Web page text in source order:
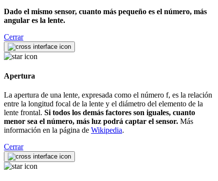
Dado el mismo sensor, cuanto más pequeño es el número, más
angular es la lente.
Cerrar
Apertura
La apertura de una lente, expresada como el número f, es la relación
entre la longitud focal de la lente y el diámetro del elemento de la
lente frontal. Si todos los demás factores son iguales, cuanto
menor sea el número, más luz podrá captar el sensor. Más
información en la página de Wikipedia.
Cerrar